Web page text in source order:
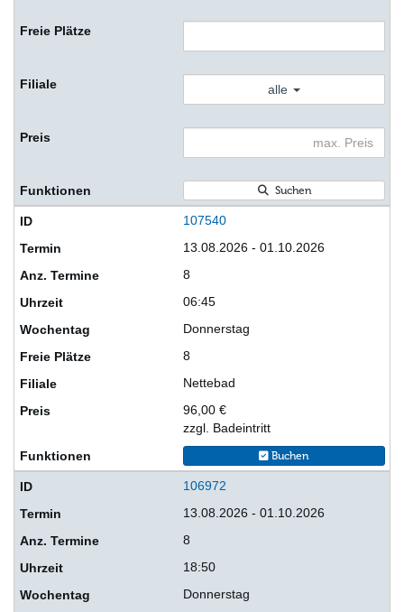
alle
Suchen
107540
13.08.2026 - 01.10.2026
8
06:45
Donnerstag
8
Nettebad
96,00 €
zzgl. Badeintritt
Buchen
106972
13.08.2026 - 01.10.2026
8
18:50
Donnerstag